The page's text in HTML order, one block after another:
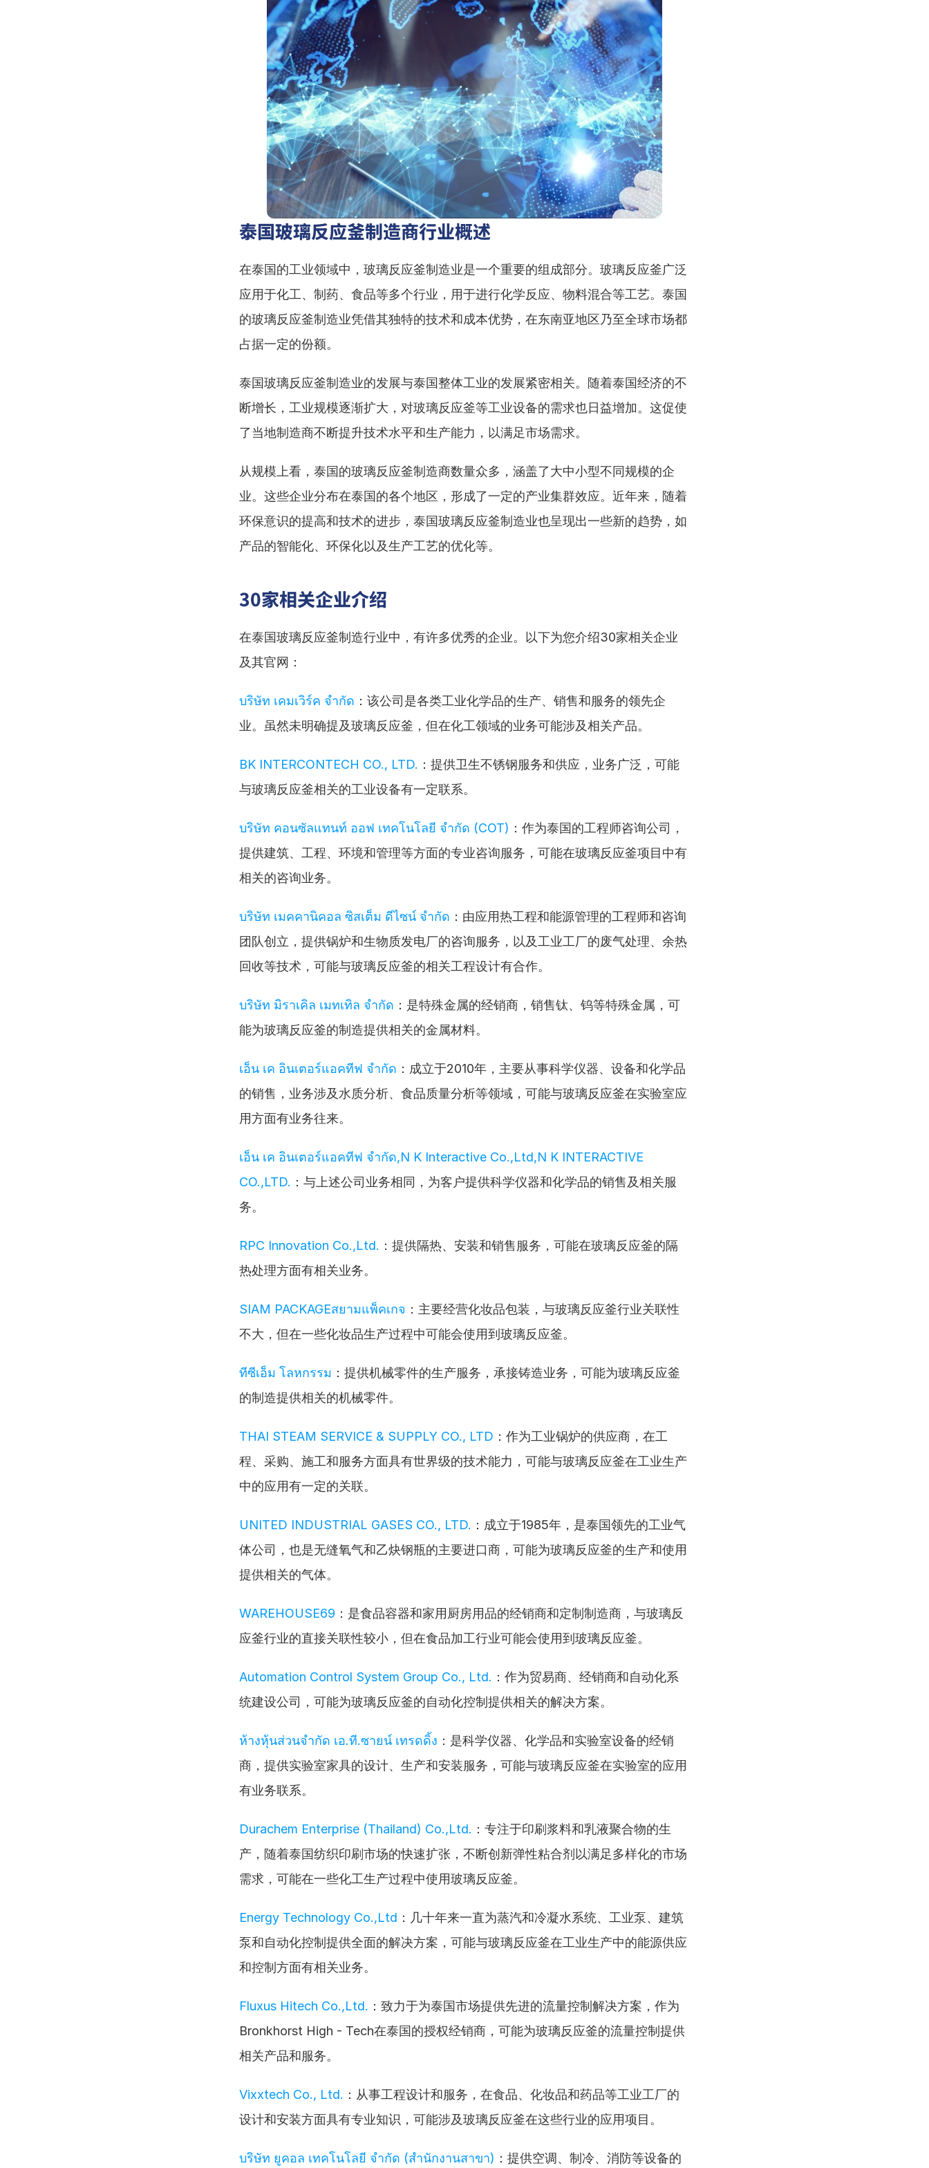
泰国玻璃反应釜制造商行业概述
在泰国的工业领域中，玻璃反应釜制造业是一个重要的组成部分。玻璃反应釜广泛
应用于化工、制药、食品等多个行业，用于进行化学反应、物料混合等工艺。泰国
的玻璃反应釜制造业凭借其独特的技术和成本优势，在东南亚地区乃至全球市场都
占据一定的份额。
泰国玻璃反应釜制造业的发展与泰国整体工业的发展紧密相关。随着泰国经济的不
断增长，工业规模逐渐扩大，对玻璃反应釜等工业设备的需求也日益增加。这促使
了当地制造商不断提升技术水平和生产能力，以满足市场需求。
从规模上看，泰国的玻璃反应釜制造商数量众多，涵盖了大中小型不同规模的企
业。这些企业分布在泰国的各个地区，形成了一定的产业集群效应。近年来，随着
环保意识的提高和技术的进步，泰国玻璃反应釜制造业也呈现出一些新的趋势，如
产品的智能化、环保化以及生产工艺的优化等。
30家相关企业介绍
在泰国玻璃反应釜制造行业中，有许多优秀的企业。以下为您介绍30家相关企业
及其官网：
บริษัท เคมเวิร์ค จำกัด ：该公司是各类工业化学品的生产、销售和服务的领先企
业。虽然未明确提及玻璃反应釜，但在化工领域的业务可能涉及相关产品。
BK INTERCONTECH CO., LTD. ：提供卫生不锈钢服务和供应，业务广泛，可能
与玻璃反应釜相关的工业设备有一定联系。
บริษัท คอนซัลแทนท์ ออฟ เทคโนโลยี จำกัด (COT) ：作为泰国的工程师咨询公司，
提供建筑、工程、环境和管理等方面的专业咨询服务，可能在玻璃反应釜项目中有
相关的咨询业务。
บริษัท เมคคานิคอล ซิสเต็ม ดีไซน์ จำกัด ：由应用热工程和能源管理的工程师和咨询
团队创立，提供锅炉和生物质发电厂的咨询服务，以及工业工厂的废气处理、余热
回收等技术，可能与玻璃反应釜的相关工程设计有合作。
บริษัท มิราเคิล เมทเทิล จำกัด ：是特殊金属的经销商，销售钛、钨等特殊金属，可
能为玻璃反应釜的制造提供相关的金属材料。
เอ็น เค อินเตอร์แอคทีฟ จำกัด ：成立于2010年，主要从事科学仪器、设备和化学品
的销售，业务涉及水质分析、食品质量分析等领域，可能与玻璃反应釜在实验室应
用方面有业务往来。
เอ็น เค อินเตอร์แอคทีฟ จำกัด,N K Interactive Co.,Ltd,N K INTERACTIVE
CO.,LTD. ：与上述公司业务相同，为客户提供科学仪器和化学品的销售及相关服
务。
RPC Innovation Co.,Ltd. ：提供隔热、安装和销售服务，可能在玻璃反应釜的隔
热处理方面有相关业务。
SIAM PACKAGEสยามแพ็คเกจ ：主要经营化妆品包装，与玻璃反应釜行业关联性
不大，但在一些化妆品生产过程中可能会使用到玻璃反应釜。
ทีซีเอ็ม โลหกรรม ：提供机械零件的生产服务，承接铸造业务，可能为玻璃反应釜
的制造提供相关的机械零件。
THAI STEAM SERVICE & SUPPLY CO., LTD ：作为工业锅炉的供应商，在工
程、采购、施工和服务方面具有世界级的技术能力，可能与玻璃反应釜在工业生产
中的应用有一定的关联。
UNITED INDUSTRIAL GASES CO., LTD. ：成立于1985年，是泰国领先的工业气
体公司，也是无缝氧气和乙炔钢瓶的主要进口商，可能为玻璃反应釜的生产和使用
提供相关的气体。
WAREHOUSE69 ：是食品容器和家用厨房用品的经销商和定制制造商，与玻璃反
应釜行业的直接关联性较小，但在食品加工行业可能会使用到玻璃反应釜。
Automation Control System Group Co., Ltd. ：作为贸易商、经销商和自动化系
统建设公司，可能为玻璃反应釜的自动化控制提供相关的解决方案。
ห้างหุ้นส่วนจำกัด เอ.ที.ซายน์ เทรดดิ้ง ：是科学仪器、化学品和实验室设备的经销
商，提供实验室家具的设计、生产和安装服务，可能与玻璃反应釜在实验室的应用
有业务联系。
Durachem Enterprise (Thailand) Co.,Ltd. ：专注于印刷浆料和乳液聚合物的生
产，随着泰国纺织印刷市场的快速扩张，不断创新弹性粘合剂以满足多样化的市场
需求，可能在一些化工生产过程中使用玻璃反应釜。
Energy Technology Co.,Ltd ：几十年来一直为蒸汽和冷凝水系统、工业泵、建筑
泵和自动化控制提供全面的解决方案，可能与玻璃反应釜在工业生产中的能源供应
和控制方面有相关业务。
Fluxus Hitech Co.,Ltd. ：致力于为泰国市场提供先进的流量控制解决方案，作为
Bronkhorst High - Tech在泰国的授权经销商，可能为玻璃反应釜的流量控制提供
相关产品和服务。
Vixxtech Co., Ltd. ：从事工程设计和服务，在食品、化妆品和药品等工业工厂的
设计和安装方面具有专业知识，可能涉及玻璃反应釜在这些行业的应用项目。
บริษัท ยูคอล เทคโนโลยี จำกัด (สำนักงานสาขา) ：提供空调、制冷、消防等设备的